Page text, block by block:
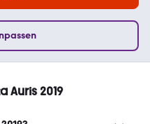
Auris 2019